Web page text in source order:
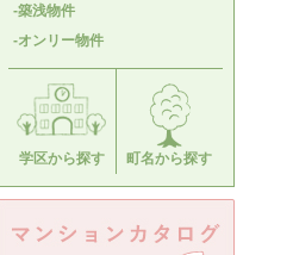
-築浅物件
-オンリー物件
学区から探す 町名から探す